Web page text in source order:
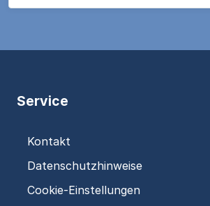
Service
Kontakt
Datenschutzhinweise
Cookie-Einstellungen